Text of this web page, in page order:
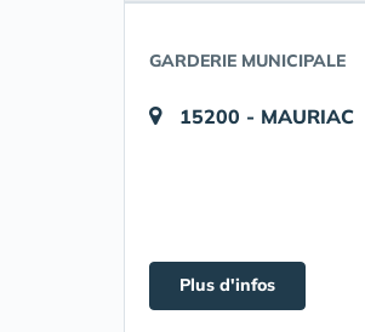
GARDERIE MUNICIPALE
15200 - MAURIAC
Plus d'infos